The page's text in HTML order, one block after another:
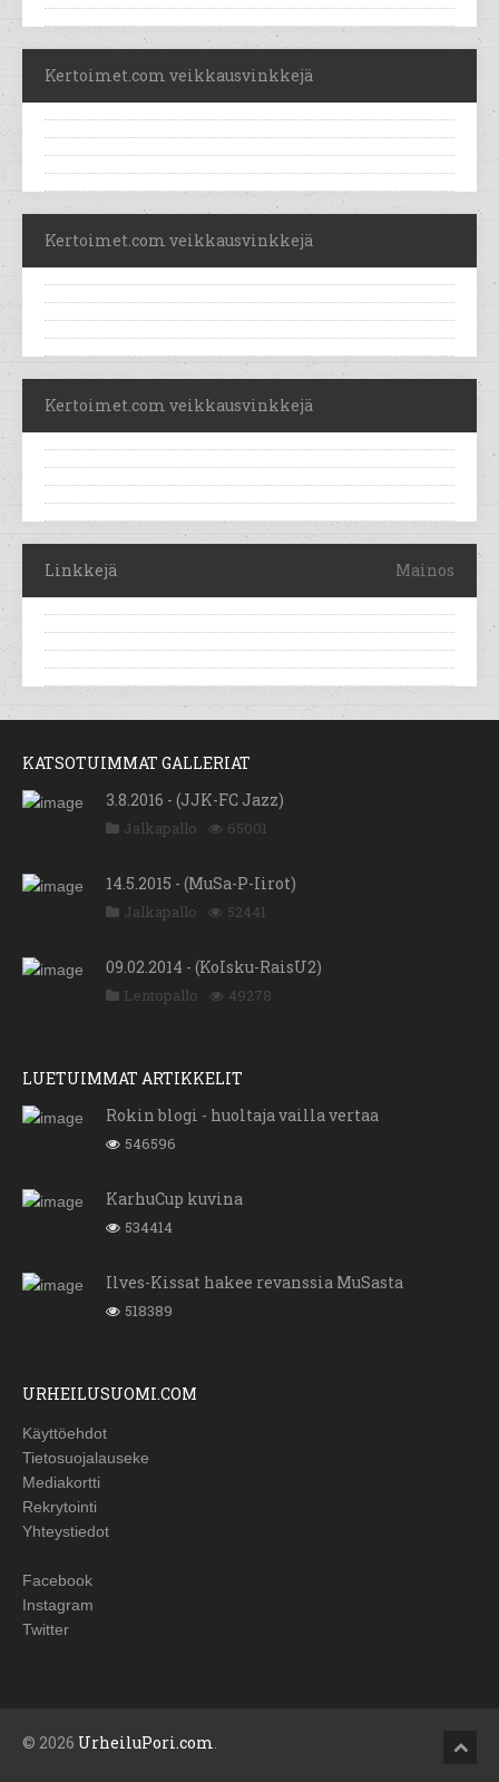
Kertoimet.com veikkausvinkkejä
Kertoimet.com veikkausvinkkejä
Kertoimet.com veikkausvinkkejä
Linkkejä Mainos
KATSOTUIMMAT GALLERIAT
3.8.2016 - (JJK-FC Jazz)
Jalkapallo 65001
14.5.2015 - (MuSa-P-Iirot)
Jalkapallo 52441
09.02.2014 - (KoIsku-RaisU2)
Lentopallo 49278
LUETUIMMAT ARTIKKELIT
Rokin blogi - huoltaja vailla vertaa
546596
KarhuCup kuvina
534414
Ilves-Kissat hakee revanssia MuSasta
518389
URHEILUSUOMI.COM
Käyttöehdot
Tietosuojalauseke
Mediakortti
Rekrytointi
Yhteystiedot
Facebook
Instagram
Twitter
© 2026 UrheiluPori.com.